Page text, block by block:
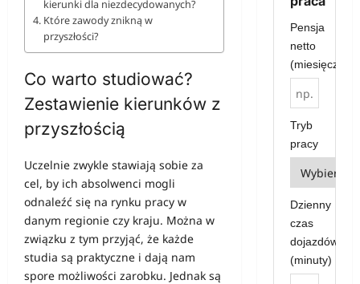
kierunki dla niezdecydowanych?
Które zawody znikną w
przyszłości?
Co warto studiować?
Zestawienie kierunków z
przyszłością
Uczelnie zwykle stawiają sobie za
cel, by ich absolwenci mogli
odnaleźć się na rynku pracy w
danym regionie czy kraju. Można w
związku z tym przyjąć, że każde
studia są praktyczne i dają nam
spore możliwości zarobku. Jednak są
Pensja
netto
(miesięcznie)
Tryb
pracy
Dzienny
czas
dojazdów
(minuty)